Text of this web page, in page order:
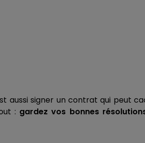
aussi signer un contrat qui peut
: gardez vos bonnes